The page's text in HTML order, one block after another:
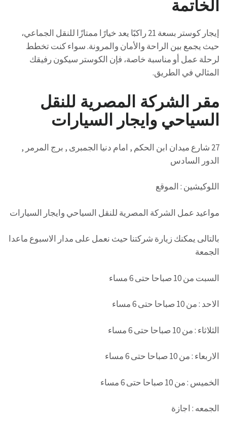
الخاتمة
إيجار كوستر بسعة 21 راكبًا يعد خيارًا ممتازًا للنقل الجماعي،
حيث يجمع بين الراحة والأمان والمرونة. سواء كنت تخطط
لرحلة عمل أو مناسبة خاصة، فإن الكوستر سيكون رفيقك
المثالي في الطريق.
مقر الشركة المصرية للنقل
السياحي وايجار السيارات
27 شارع ميدان ابن الحكم , امام دنيا الجمبرى , برج المرمر ,
الدور السادس
اللوكيشين : الموقع
مواعيد عمل الشركة المصرية للنقل السياحي وايجار السيارات
بالتالى يمكنك زيارة شركتنا حيث نعمل على مدار الاسبوع ماعدا
الجمعة
السبت من 10 صباحا حتى 6 مساء
الاحد : من 10 صباحا حتى 6 مساء
الثلاثاء : من 10 صباحا حتى 6 مساء
الاربعاء : من 10 صباحا حتى 6 مساء
الخميس : من 10 صباحا حتى 6 مساء
الجمعه : اجازة